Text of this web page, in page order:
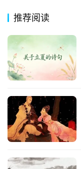
推荐阅读